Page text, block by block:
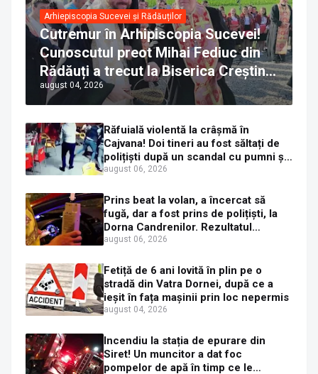
Arhiepiscopia Sucevei și Rădăuților
Cutremur în Arhipiscopia Sucevei!
Cunoscutul preot Mihai Fediuc din
Rădăuți a trecut la Biserica Creștină
Ortodoxă Valahă. ÎPS Calinic anunță
că îi pregătește judecata canonică
august 04, 2026
Răfuială violentă la crâșmă în
Cajvana! Doi tineri au fost săltați de
polițiști după un scandal cu pumni și
mașini distruse
august 06, 2026
Prins beat la volan, a încercat să
fugă, dar a fost prins de polițiști, la
Dorna Candrenilor. Rezultatul
etilotestului: 1,59 mg/l alcool pur în
august 06, 2026
Fetiță de 6 ani lovită în plin pe o
stradă din Vatra Dornei, după ce a
ieșit în fața mașinii prin loc nepermis
august 04, 2026
Incendiu la stația de epurare din
Siret! Un muncitor a dat foc
pompelor de apă în timp ce le